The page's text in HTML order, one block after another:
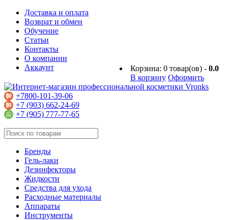
Доставка и оплата
Возврат и обмен
Обучение
Статьи
Контакты
О компании
Корзина: 0 товар(ов) - 0.0
В корзину Оформить
Аккаунт
+7800-101-39-06
+7 (903) 662-24-69
+7 (905) 777-77-65
Бренды
Гель-лаки
Дезинфекторы
Жидкости
Средства для ухода
Расходные материалы
Аппараты
Инструменты